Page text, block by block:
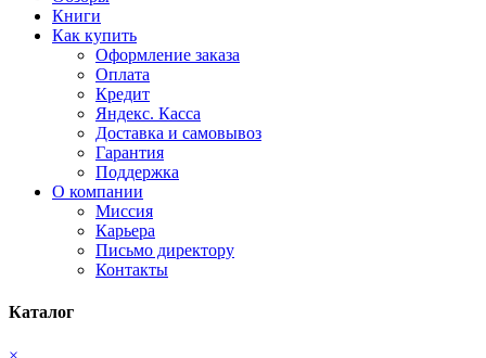
Книги
Как купить
Оформление заказа
Оплата
Кредит
Яндекс. Касса
Доставка и самовывоз
Гарантия
Поддержка
О компании
Миссия
Карьера
Письмо директору
Контакты
Каталог